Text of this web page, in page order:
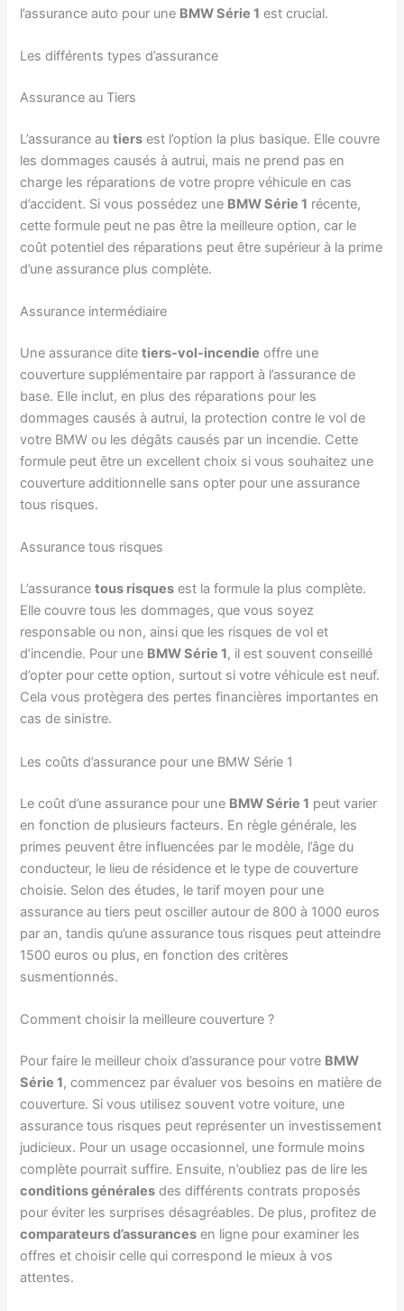
l’assurance auto pour une BMW Série 1 est crucial.
Les différents types d’assurance
Assurance au Tiers
L’assurance autiers est l’option la plus basique. Elle couvre
les dommages causés à autrui, mais ne prend pas en
charge les réparations de votre propre véhicule en cas
d’accident. Si vous possédez une BMW Série 1 récente,
cette formule peut ne pas être la meilleure option, car le
coût potentiel des réparations peut être supérieur à la prime
d’une assurance plus complète.
Assurance intermédiaire
Une assurance ditetiers-vol-incendie offre une
couverture supplémentaire par rapport à l’assurance de
base. Elle inclut, en plus des réparations pour les
dommages causés à autrui, la protection contre le vol de
votre BMW ou les dégâts causés par un incendie. Cette
formule peut être un excellent choix si vous souhaitez une
couverture additionnelle sans opter pour une assurance
tous risques.
Assurance tous risques
L’assurancetous risques est la formule la plus complète.
Elle couvre tous les dommages, que vous soyez
responsable ou non, ainsi que les risques de vol et
d’incendie. Pour une BMW Série 1, il est souvent conseillé
d’opter pour cette option, surtout si votre véhicule est neuf.
Cela vous protègera des pertes financières importantes en
cas de sinistre.
Les coûts d’assurance pour une BMW Série 1
Le coût d’une assurance pour une BMW Série 1 peut varier
en fonction de plusieurs facteurs. En règle générale, les
primes peuvent être influencées par le modèle, l’âge du
conducteur, le lieu de résidence et le type de couverture
choisie. Selon des études, le tarif moyen pour une
assurance au tiers peut osciller autour de 800 à 1000 euros
par an, tandis qu’une assurance tous risques peut atteindre
1500 euros ou plus, en fonction des critères
susmentionnés.
Comment choisir la meilleure couverture ?
Pour faire le meilleur choix d’assurance pour votre BMW
Série 1, commencez par évaluer vos besoins en matière de
couverture. Si vous utilisez souvent votre voiture, une
assurance tous risques peut représenter un investissement
judicieux. Pour un usage occasionnel, une formule moins
complète pourrait suffire. Ensuite, n’oubliez pas de lire les
conditions générales des différents contrats proposés
pour éviter les surprises désagréables. De plus, profitez de
comparateurs d’assurances en ligne pour examiner les
offres et choisir celle qui correspond le mieux à vos
attentes.